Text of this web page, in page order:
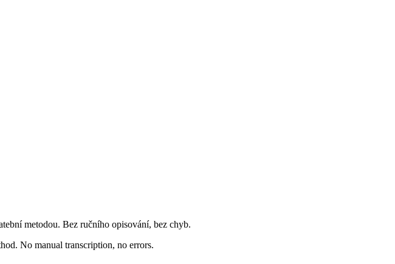
metodou. Bez ručního opisování, bez chyb.
No manual transcription, no errors.